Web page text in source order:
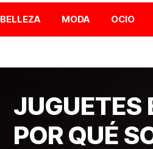
BELLEZA MODA OCIO
JUGUETES
POR QUÉ